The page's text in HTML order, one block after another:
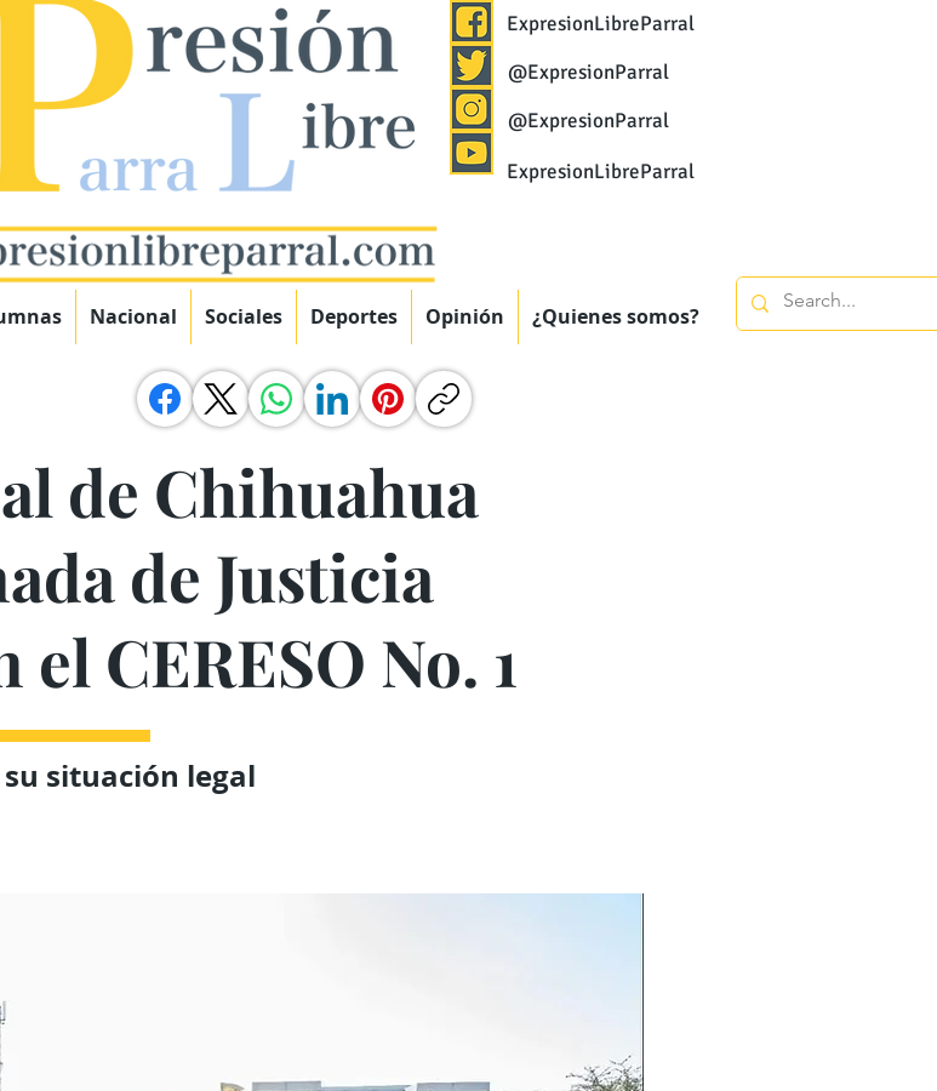
ExpresionLibreParral
@ExpresionParral
@ExpresionParral
ExpresionLibreParral
Nacional Sociales Deportes Opinión ¿Quienes somos?
de Chihuahua
de Justicia
CERESO No. 1
situación legal